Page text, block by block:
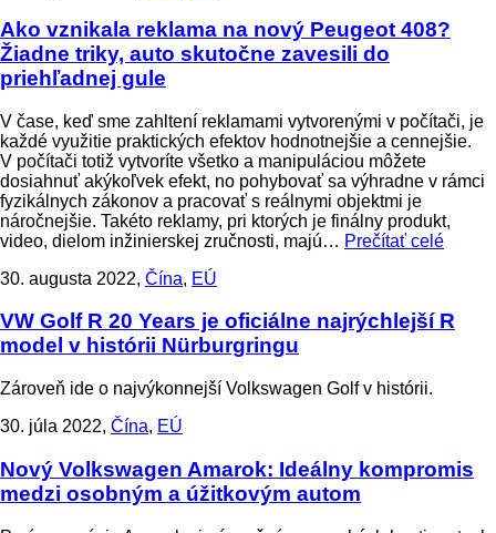
Ako vznikala reklama na nový Peugeot 408?
Žiadne triky, auto skutočne zavesili do
priehľadnej gule
V čase, keď sme zahltení reklamami vytvorenými v počítači, je
každé využitie praktických efektov hodnotnejšie a cennejšie.
V počítači totiž vytvoríte všetko a manipuláciou môžete
dosiahnuť akýkoľvek efekt, no pohybovať sa výhradne v rámci
fyzikálnych zákonov a pracovať s reálnymi objektmi je
náročnejšie. Takéto reklamy, pri ktorých je finálny produkt,
video, dielom inžinierskej zručnosti, majú… Prečítať celé
30. augusta 2022, Čína, EÚ
VW Golf R 20 Years je oficiálne najrýchlejší R
model v histórii Nürburgringu
Zároveň ide o najvýkonnejší Volkswagen Golf v histórii.
30. júla 2022, Čína, EÚ
Nový Volkswagen Amarok: Ideálny kompromis
medzi osobným a úžitkovým autom